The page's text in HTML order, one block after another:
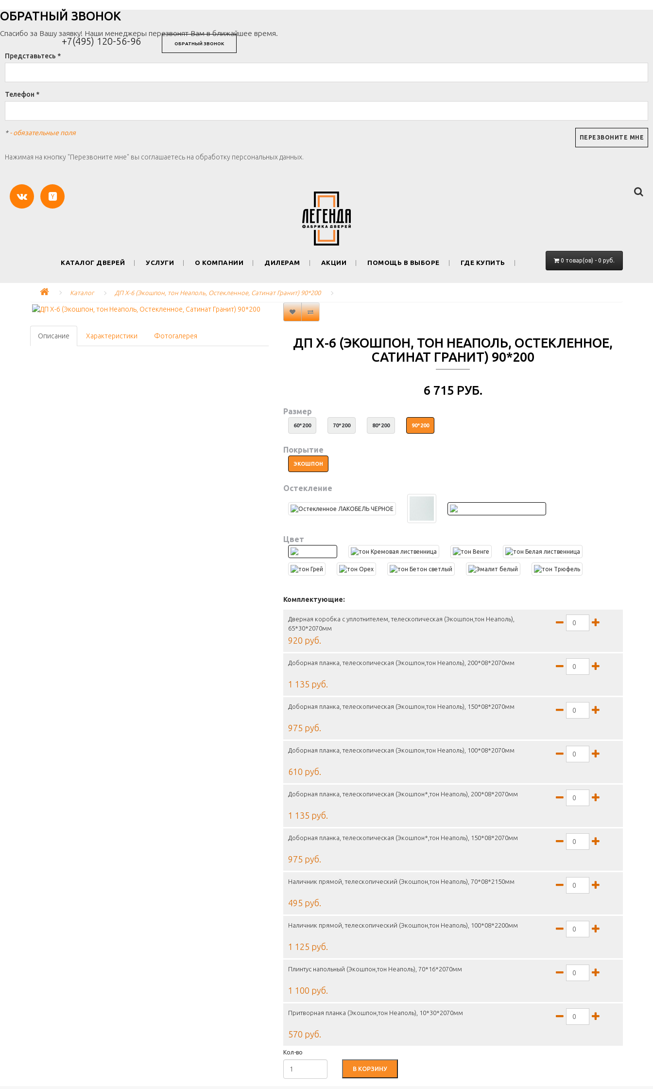
+7(495) 120-56-96 ОБРАТНЫЙ ЗВОНОК
ОБРАТНЫЙ ЗВОНОК
Спасибо за Вашу заявку! Наши менеджеры перезвонят Вам в ближайшее время.
Представьтесь *
Телефон *
*- обязательные поля
Нажимая на кнопку "Перезвоните мне" вы соглашаетесь на обработку персональных данных.
КАТАЛОГ ДВЕРЕЙ УСЛУГИ О КОМПАНИИ ДИЛЕРАМ АКЦИИ ПОМОЩЬ В ВЫБОРЕ ГДЕ КУПИТЬ 0 товар(ов) - 0 руб.
Каталог ДП Х-6 (Экошпон, тон Неаполь, Остекленное, Сатинат Гранит) 90*200
Описание Характеристики Фотогалерея
ДП Х-6 (ЭКОШПОН, ТОН НЕАПОЛЬ, ОСТЕКЛЕННОЕ,
САТИНАТ ГРАНИТ) 90*200
6 715 РУБ.
Размер
60*200 70*200 80*200 90*200
Покрытие
ЭКОШПОН
Остекление
Цвет
Комплектующие:
Дверная коробка с уплотнителем, телескопическая (Экошпон,тон Неаполь),
65*30*2070мм
920 руб.
Доборная планка, телескопическая (Экошпон,тон Неаполь), 200*08*2070мм
1 135 руб.
Доборная планка, телескопическая (Экошпон,тон Неаполь), 150*08*2070мм
975 руб.
Доборная планка, телескопическая (Экошпон,тон Неаполь), 100*08*2070мм
610 руб.
Доборная планка, телескопическая (Экошпон*,тон Неаполь), 200*08*2070мм
1 135 руб.
Доборная планка, телескопическая (Экошпон*,тон Неаполь), 150*08*2070мм
975 руб.
Наличник прямой, телескопический (Экошпон,тон Неаполь), 70*08*2150мм
495 руб.
Наличник прямой, телескопический (Экошпон,тон Неаполь), 100*08*2200мм
1 125 руб.
Плинтус напольный (Экошпон,тон Неаполь), 70*16*2070мм
1 100 руб.
Притворная планка (Экошпон,тон Неаполь), 10*30*2070мм
570 руб.
Кол-во
В КОРЗИНУ